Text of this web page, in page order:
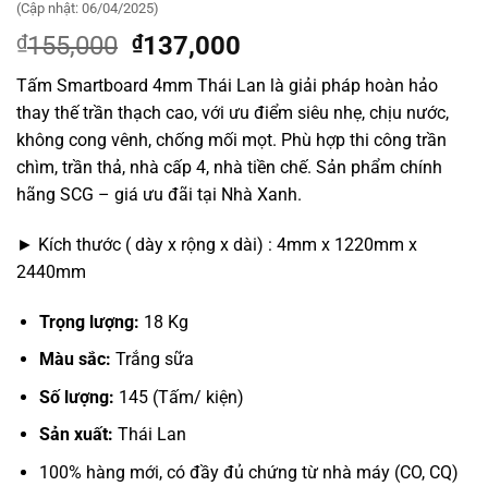
(Cập nhật: 06/04/2025)
₫155,000 Giá
gốc
là:
₫155,000.
₫137,000
hiện
tại
là:
₫137,000.
Tấm Smartboard 4mm Thái Lan là giải pháp hoàn hảo
thay thế trần thạch cao, với ưu điểm siêu nhẹ, chịu nước,
không cong vênh, chống mối mọt. Phù hợp thi công trần
chìm, trần thả, nhà cấp 4, nhà tiền chế. Sản phẩm chính
hãng SCG – giá ưu đãi tại Nhà Xanh.
► Kích thước ( dày x rộng x dài) : 4mm x 1220mm x
2440mm
Trọng lượng: 18 Kg
Màu sắc: Trắng sữa
Số lượng: 145 (Tấm/ kiện)
Sản xuất: Thái Lan
100% hàng mới, có đầy đủ chứng từ nhà máy (CO, CQ)